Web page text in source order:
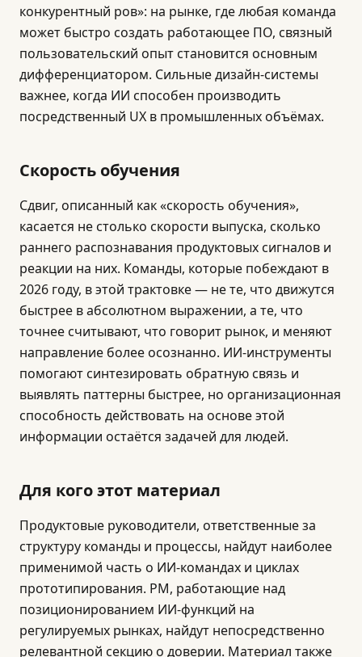
конкурентный ров»: на рынке, где любая команда
может быстро создать работающее ПО, связный
пользовательский опыт становится основным
дифференциатором. Сильные дизайн-системы
важнее, когда ИИ способен производить
посредственный UX в промышленных объёмах.
Скорость обучения
Сдвиг, описанный как «скорость обучения»,
касается не столько скорости выпуска, сколько
раннего распознавания продуктовых сигналов и
реакции на них. Команды, которые побеждают в
2026 году, в этой трактовке — не те, что движутся
быстрее в абсолютном выражении, а те, что
точнее считывают, что говорит рынок, и меняют
направление более осознанно. ИИ-инструменты
помогают синтезировать обратную связь и
выявлять паттерны быстрее, но организационная
способность действовать на основе этой
информации остаётся задачей для людей.
Для кого этот материал
Продуктовые руководители, ответственные за
структуру команды и процессы, найдут наиболее
применимой часть о ИИ-командах и циклах
прототипирования. PM, работающие над
позиционированием ИИ-функций на
регулируемых рынках, найдут непосредственно
релевантной секцию о доверии. Материал также